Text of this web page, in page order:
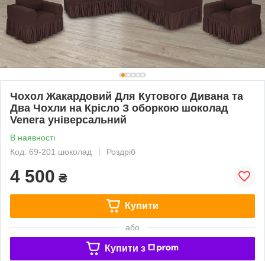
Чохол Жакардовий Для Кутового Дивана та
Два Чохли на Крісло З оборкою шоколад
Venera універсальний
В наявності
Код: 69-201 шоколад
Роздріб
4 500 ₴
Купити
або
Купити з